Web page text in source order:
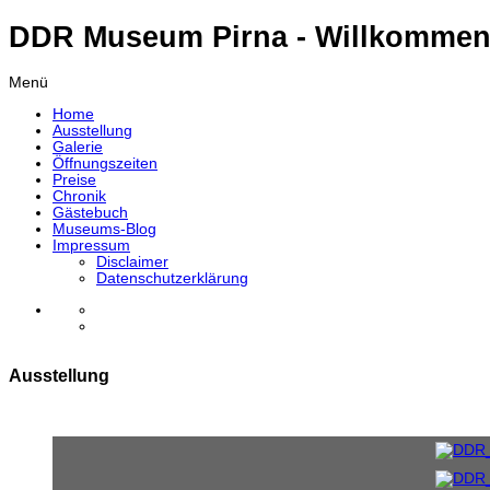
DDR Museum Pirna -
Menü
Home
Ausstellung
Galerie
Öffnungszeiten
Preise
Chronik
Gästebuch
Museums-Blog
Impressum
Disclaimer
Datenschutzerklärung
Ausstellung